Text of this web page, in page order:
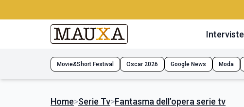
Interviste
Movie&Short Festival Oscar 2026 Google News Moda
Home>Serie Tv>Fantasma dell’opera serie tv